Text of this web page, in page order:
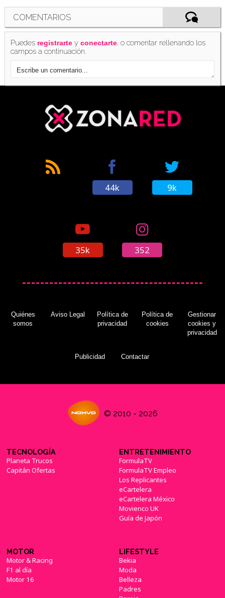
COMENTARIOS
Puedes registrarte yconectarte, o comentar rellenando los
campos a continuación.
44k 9k
35k 352
Quiénes
somos
Aviso Legal
Política de
privacidad
Política de
cookies
Gestionar
cookies y
privacidad
Publicidad Contactar
© 2010 - 2026
TECNOLOGÍA
Planeta Trucos
Capitán Ofertas
ENTRETENIMIENTO
FormulaTV
FormulaTV Empleo
Los Replicantes
eCartelera
eCartelera México
Movienco UK
Guía de Japón
MOTOR
Motor & Racing
F1 al día
Motor 16
LIFESTYLE
Bekia
Moda
Belleza
Padres